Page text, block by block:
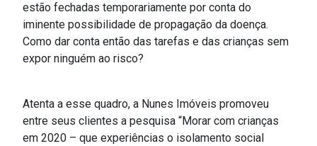
estão fechadas temporariamente por conta do
iminente possibilidade de propagação da doença.
Como dar conta então das tarefas e das crianças sem
expor ninguém ao risco?
Atenta a esse quadro, a Nunes Imóveis promoveu
entre seus clientes a pesquisa “Morar com crianças
em 2020 – que experiências o isolamento social